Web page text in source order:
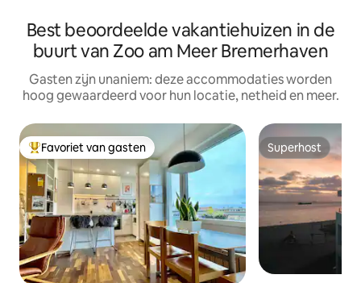
Best beoordeelde vakantiehuizen in de
buurt van Zoo am Meer Bremerhaven
Gasten zijn unaniem: deze accommodaties worden
hoog gewaardeerd voor hun locatie, netheid en meer.
Topfavoriet van gasten
Favoriet van gasten Superhost
Superhost